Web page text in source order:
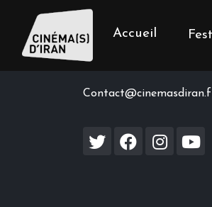
Accueil
Contact us